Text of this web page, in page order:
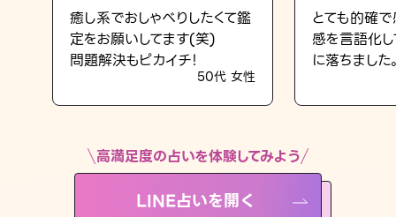
占い記事
LINE占いを開く
※LINEアプリ内のサービスページへ遷移します
癒し系でおしゃべりしたくて鑑
定をお願いしてます(笑)
問題解決もピカイチ！
50代 女性
とても的確
感を言語化
に落ちました
高満足度の占いを体験してみよう
LINE占いを開く